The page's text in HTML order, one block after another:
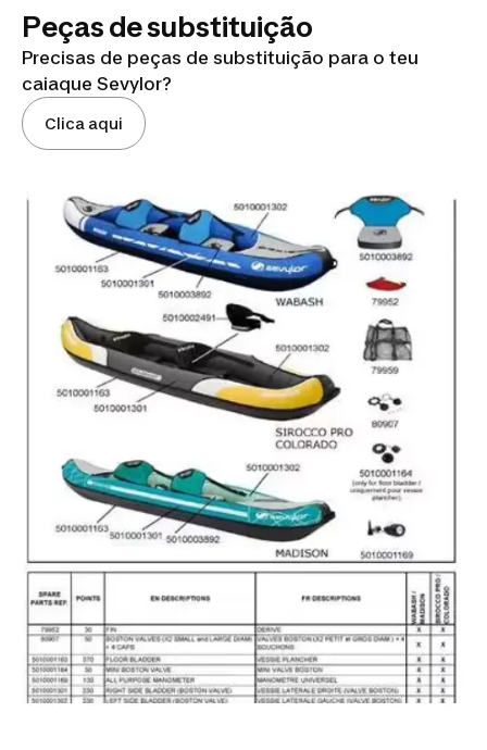
Peças de substituição
Precisas de peças de substituição para o teu
caiaque Sevylor?
Clica aqui